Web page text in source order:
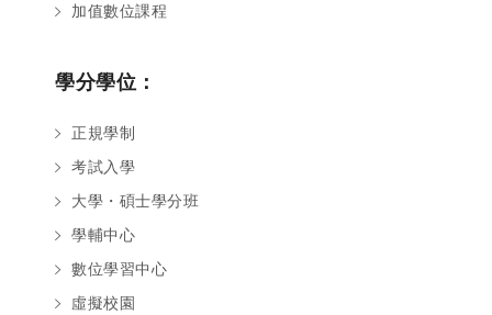
加值數位課程
學分學位：
正規學制
考試入學
大學・碩士學分班
學輔中心
數位學習中心
虛擬校園